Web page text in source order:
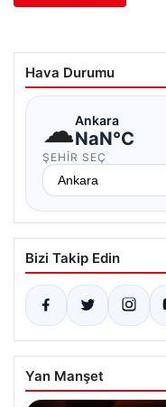
Hava Durumu
☁Ankara
NaN°C
ŞEHIR SEÇ
Bizi Takip Edin
Yan Manşet